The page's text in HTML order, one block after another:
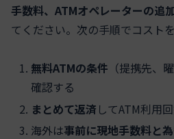
手数料、ATMオペレーターの追
てください。次の手順でコスト
無料ATMの条件 （提携先、
確認する
まとめて返済 してATM利用
海外は事前に現地手数料と